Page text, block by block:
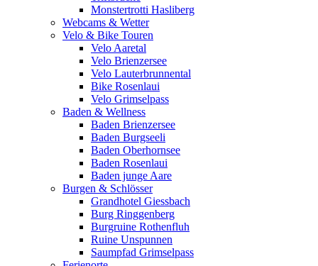
Monstertrotti Hasliberg
Webcams & Wetter
Velo & Bike Touren
Velo Aaretal
Velo Brienzersee
Velo Lauterbrunnental
Bike Rosenlaui
Velo Grimselpass
Baden & Wellness
Baden Brienzersee
Baden Burgseeli
Baden Oberhornsee
Baden Rosenlaui
Baden junge Aare
Burgen & Schlösser
Grandhotel Giessbach
Burg Ringgenberg
Burgruine Rothenfluh
Ruine Unspunnen
Saumpfad Grimselpass